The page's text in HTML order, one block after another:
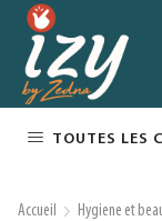
TOUTES LES
Accueil Hygiene et